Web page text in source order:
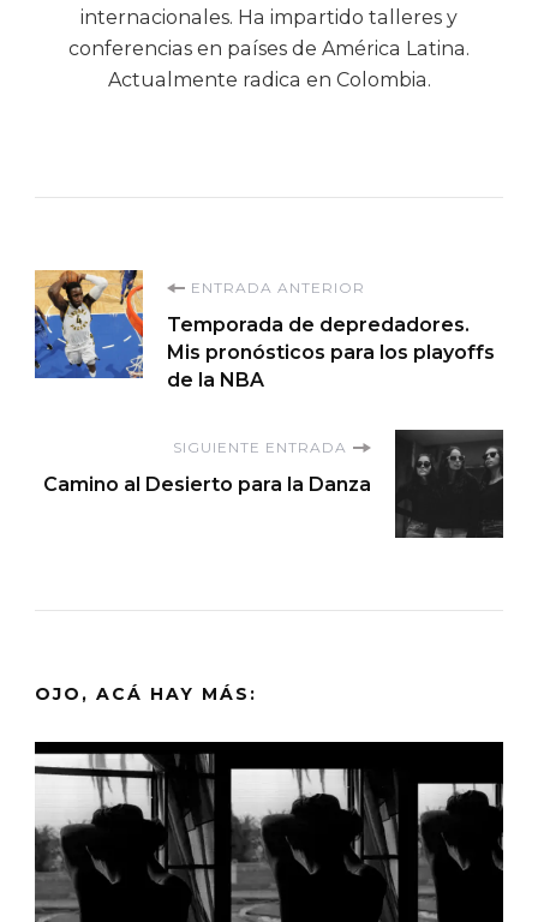
internacionales. Ha impartido talleres y
conferencias en países de América Latina.
Actualmente radica en Colombia.
Navegación
de
ENTRADA ANTERIOR
Temporada de depredadores.
Mis pronósticos para los playoffs
de la NBA
SIGUIENTE ENTRADA
Camino al Desierto para la Danza
OJO, ACÁ HAY MÁS: